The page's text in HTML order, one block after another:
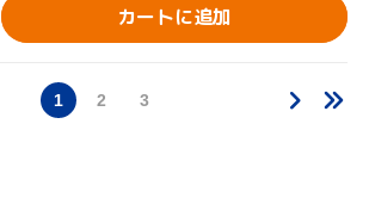
カートに追加
1 2 3